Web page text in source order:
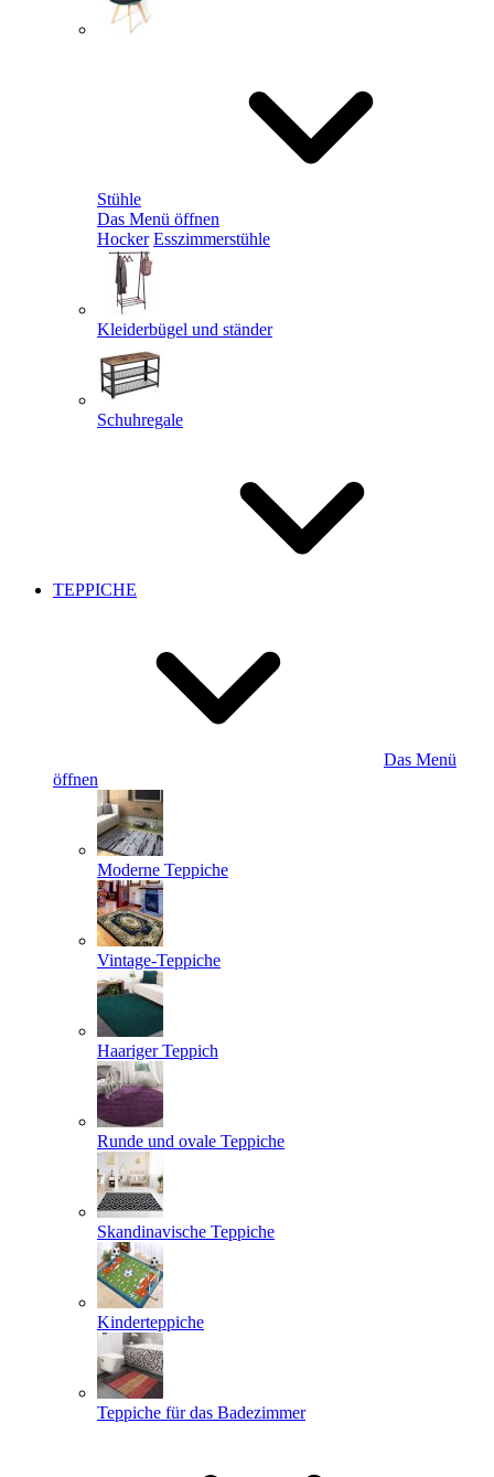
Stühle
Das Menü öffnen
Hocker Esszimmerstühle
Kleiderbügel und ständer
Schuhregale
TEPPICHE
Das Menü
öffnen
Moderne Teppiche
Vintage-Teppiche
Haariger Teppich
Runde und ovale Teppiche
Skandinavische Teppiche
Kinderteppiche
Teppiche für das Badezimmer